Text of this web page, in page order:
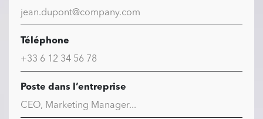
Téléphone
Poste dans l’entreprise